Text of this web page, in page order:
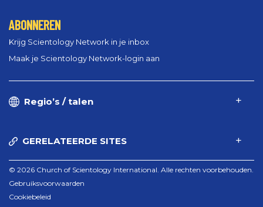
ABONNEREN
Krijg Scientology Network in je inbox
Maak je Scientology Network-login aan
Regio’s / talen
GERELATEERDE SITES
© 2026 Church of Scientology International. Alle rechten voorbehouden.
Gebruiksvoorwaarden
Cookiebeleid